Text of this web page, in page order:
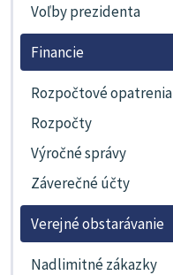
Voľby prezidenta
Financie
Rozpočtové opatrenia
Rozpočty
Výročné správy
Záverečné účty
Verejné obstarávanie
Nadlimitné zákazky